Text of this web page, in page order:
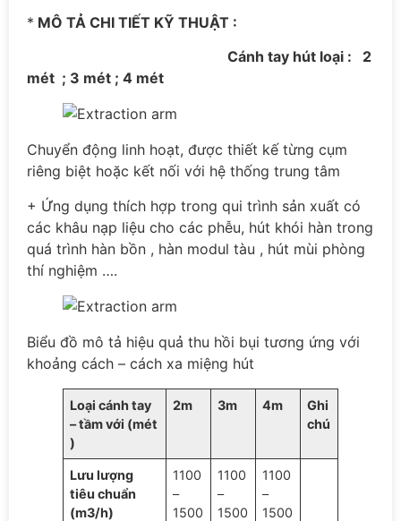
* MÔ TẢ CHI TIẾT KỸ THUẬT :
Cánh tay hút loại : 2
mét ; 3 mét ; 4 mét
Chuyển động linh hoạt, được thiết kế từng cụm
riêng biệt hoặc kết nối với hệ thống trung tâm
+ Ứng dụng thích hợp trong qui trình sản xuất có
các khâu nạp liệu cho các phễu, hút khói hàn trong
quá trình hàn bồn , hàn modul tàu , hút mùi phòng
thí nghiệm ….
Biểu đồ mô tả hiệu quả thu hồi bụi tương ứng với
khoảng cách – cách xa miệng hút
Loại cánh tay
– tầm với (mét
)
2m 3m 4m
Ghi
chú
Lưu lượng
tiêu chuẩn
(m3/h)
1100
–
1500
1100
–
1500
1100
–
1500